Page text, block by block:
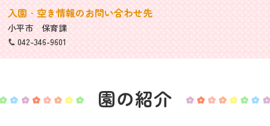
入園・空き情報のお問い合わせ先
小平市 保育課
042-346-9601
園の紹介